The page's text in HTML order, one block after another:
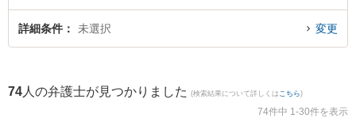
したい』『初回相談無料で中絶トラブルを法律相談できるさいたま市内の弁護
士に相談予約したい』などでお困りの相談者さんにおすすめです。
詳細条件 未選択 変更
74 人の弁護士が見つかりました (検索結果について詳しくは こちら)
74件中 1-30件を表示